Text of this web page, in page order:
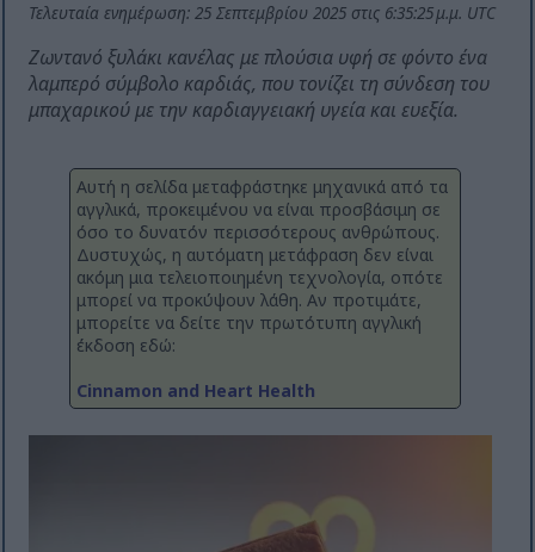
Τελευταία ενημέρωση: 25 Σεπτεμβρίου 2025 στις 6:35:25 μ.μ. UTC
Ζωντανό ξυλάκι κανέλας με πλούσια υφή σε φόντο ένα
λαμπερό σύμβολο καρδιάς, που τονίζει τη σύνδεση του
μπαχαρικού με την καρδιαγγειακή υγεία και ευεξία.
Αυτή η σελίδα μεταφράστηκε μηχανικά από τα
αγγλικά, προκειμένου να είναι προσβάσιμη σε
όσο το δυνατόν περισσότερους ανθρώπους.
Δυστυχώς, η αυτόματη μετάφραση δεν είναι
ακόμη μια τελειοποιημένη τεχνολογία, οπότε
μπορεί να προκύψουν λάθη. Αν προτιμάτε,
μπορείτε να δείτε την πρωτότυπη αγγλική
έκδοση εδώ:
Cinnamon and Heart Health